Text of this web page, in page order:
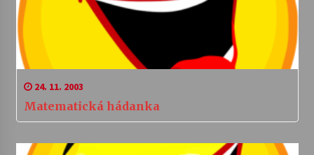
24. 11. 2003
Matematická hádanka